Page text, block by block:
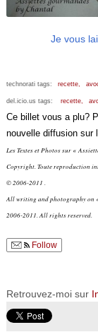
Je vous
technorati tags: recette,
del.icio.us tags: recette,
Ce billet vous a plu?
nouvelle diffusion sur
Les Textes et Photos sur «
Copyright. Toute reproduction
© 2006-2011 .
All writing and photography on
2006-2011. All rights reserved.
Follow
Retrouvez-moi sur